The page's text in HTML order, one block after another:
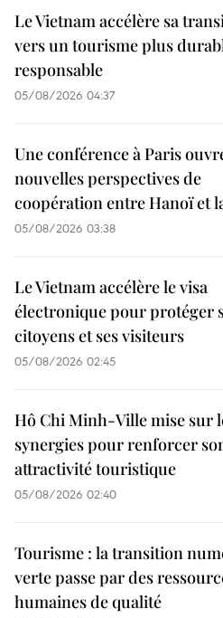
Le Vietnam accélère sa
vers un tourisme plus
responsable
05/08/2026 04:37
Une conférence à Paris
nouvelles perspectives de
coopération entre Hanoï et
05/08/2026 03:38
Le Vietnam accélère le visa
électronique pour protéger
citoyens et ses visiteurs
05/08/2026 02:45
Hô Chi Minh-Ville mise sur
synergies pour renforcer
attractivité touristique
05/08/2026 02:40
Tourisme : la transition
verte passe par des
humaines de qualité